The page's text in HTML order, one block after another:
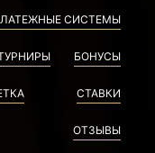
СИСТЕМЫ
БОНУСЫ
СТАВКИ
ОТЗЫВЫ